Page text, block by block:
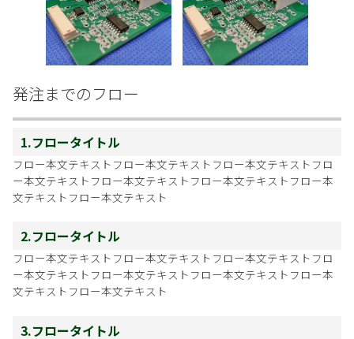
発注までのフロー
1.フロータイトル
フロー本文テキストフロー本文テキストフロー本文テキストフロ
ー本文テキストフロー本文テキストフロー本文テキストフロー本
文テキストフロー本文テキスト
2.フロータイトル
フロー本文テキストフロー本文テキストフロー本文テキストフロ
ー本文テキストフロー本文テキストフロー本文テキストフロー本
文テキストフロー本文テキスト
3.フロータイトル